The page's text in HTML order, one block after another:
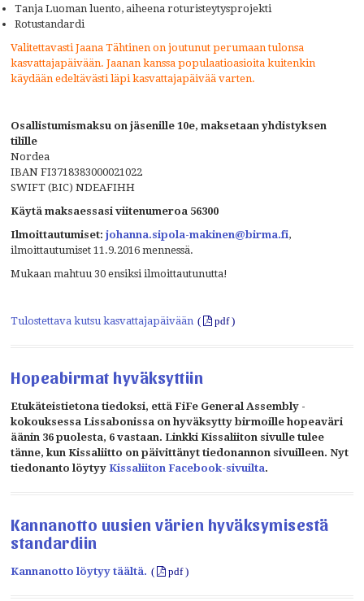
Tanja Luoman luento, aiheena roturisteytysprojekti
Rotustandardi
Valitettavasti Jaana Tähtinen on joutunut perumaan tulonsa
kasvattajapäivään. Jaanan kanssa populaatioasioita kuitenkin
käydään edeltävästi läpi kasvattajapäivää varten.
Osallistumismaksu on jäsenille 10e, maksetaan yhdistyksen
tilille
Nordea
IBAN FI3718383000021022
SWIFT (BIC) NDEAFIHH
Käytä maksaessasi viitenumeroa 56300
Ilmoittautumiset: johanna.sipola-makinen@birma.fi,
ilmoittautumiset 11.9.2016 mennessä.
Mukaan mahtuu 30 ensiksi ilmoittautunutta!
Tulostettava kutsu kasvattajapäivään
Hopeabirmat hyväksyttiin
Etukäteistietona tiedoksi, että FiFe General Assembly -
kokouksessa Lissabonissa on hyväksytty birmoille hopeaväri
äänin 36 puolesta, 6 vastaan. Linkki Kissaliiton sivulle tulee
tänne, kun Kissaliitto on päivittänyt tiedonannon sivuilleen. Nyt
tiedonanto löytyy Kissaliiton Facebook-sivuilta.
Kannanotto uusien värien hyväksymisestä
standardiin
Kannanotto löytyy täältä.